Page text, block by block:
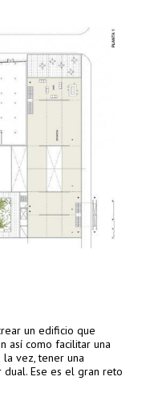
un edificio que
así como facilitar una
vez, tener una
Ese es el gran reto